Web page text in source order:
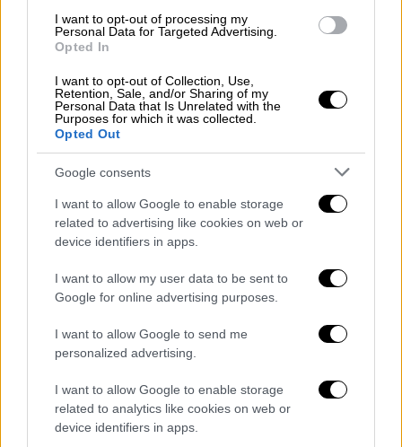
I want to opt-out of processing my
Personal Data for Targeted Advertising.
Opted In
I want to opt-out of Collection, Use,
Retention, Sale, and/or Sharing of my
Personal Data that Is Unrelated with the
Purposes for which it was collected.
Opted Out
Google consents
I want to allow Google to enable storage
related to advertising like cookies on web or
device identifiers in apps.
I want to allow my user data to be sent to
Google for online advertising purposes.
I want to allow Google to send me
personalized advertising.
I want to allow Google to enable storage
related to analytics like cookies on web or
device identifiers in apps.
Πώς έγινε η παράσυρση
Όπως έχει γίνει μέχρι στιγμής γνωστό, το
βράδυ του ατυχήματος το παιδί βρέθηκε
μόνο του πίσω από όχημα που οδηγούσε
ένας 31χρονος άνδρας. Ο οδηγός, χωρίς να
αντιληφθεί την παρουσία του παιδιού,
όπισθεν και το παρέσυρε, προκαλώντας του
σοβαρότατους τραυματισμούς, σύμφωνα με
Οι αστυνομικές Αρχές αναζητούν τους
αυτόφωρης διαδικασίας για το αδίκημα της
παραμέλησης εποπτείας ανηλίκου καθώς
δύο μέρες μετά, σύμφωνα με πληροφορίες,
δεν έχουν πάει στο νοσοκομείο όπου
νοσηλεύεται σε κρίσιμη κατάσταση.